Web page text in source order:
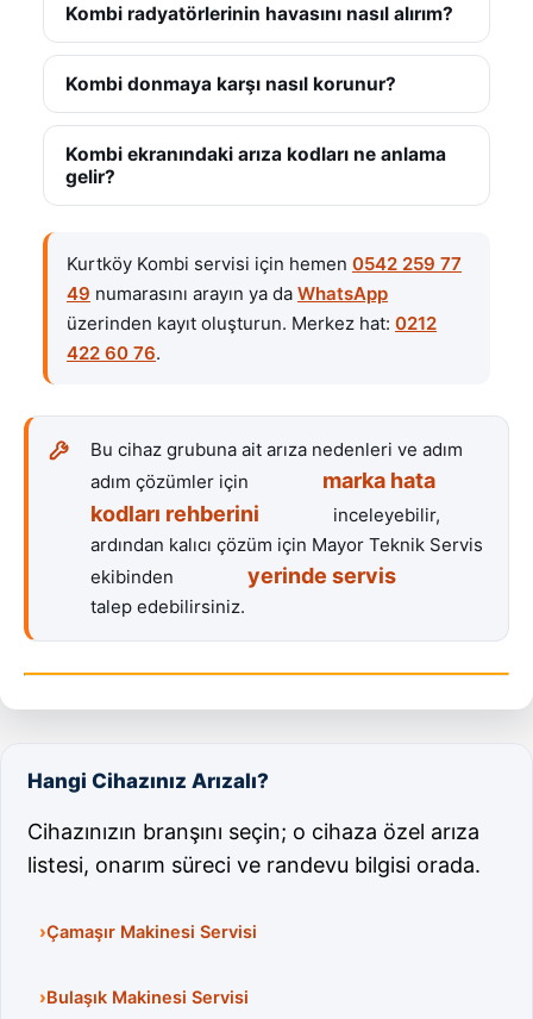
Kombi radyatörlerinin havasını nasıl alırım?
Kombi donmaya karşı nasıl korunur?
Kombi ekranındaki arıza kodları ne anlama
gelir?
Kurtköy Kombi servisi için hemen 0542 259 77
49 numarasını arayın ya da WhatsApp
üzerinden kayıt oluşturun. Merkez hat: 0212
422 60 76.
Bu cihaz grubuna ait arıza nedenleri ve adım
adım çözümler için
marka hata
kodları rehberini
inceleyebilir,
ardından kalıcı çözüm için Mayor Teknik Servis
ekibinden
yerinde servis
talep edebilirsiniz.
Hangi Cihazınız Arızalı?
Cihazınızın branşını seçin; o cihaza özel arıza
listesi, onarım süreci ve randevu bilgisi orada.
Çamaşır Makinesi Servisi
Bulaşık Makinesi Servisi